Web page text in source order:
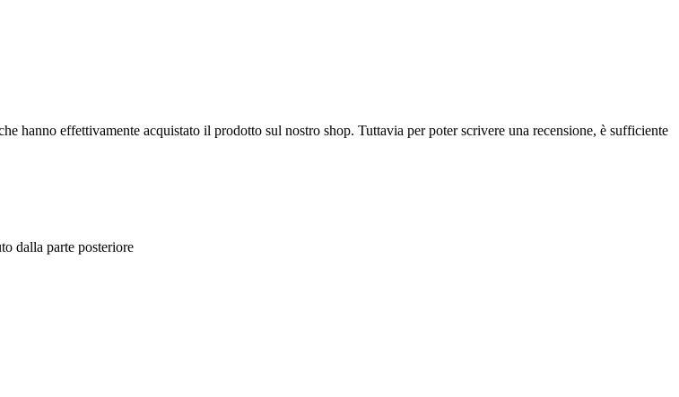
hanno effettivamente acquistato il prodotto sul nostro shop. Tuttavia per poter scrivere una recensione, è sufficiente
dalla parte posteriore